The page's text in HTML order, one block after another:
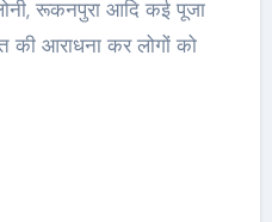
रूकनपुरा आदि कई पूजा
की आराधना कर लोगों को